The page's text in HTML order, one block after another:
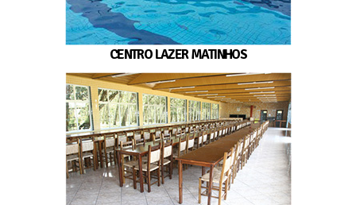
CENTRO LAZER MATINHOS